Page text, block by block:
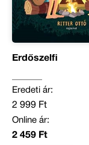
Erdőszelfi
Eredeti ár:
2 999 Ft
Online ár:
2 459 Ft